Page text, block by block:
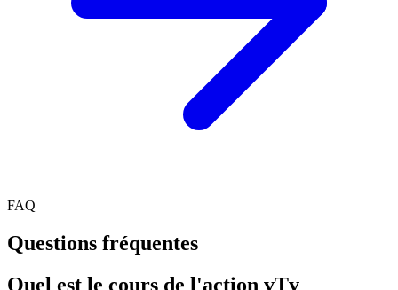
FAQ
Questions fréquentes
Quel est le cours de l'action vTv